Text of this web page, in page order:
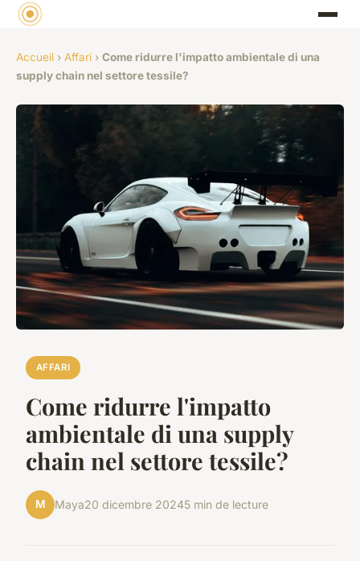
Accueil › Affari › Come ridurre l'impatto ambientale di una
supply chain nel settore tessile?
AFFARI
Come ridurre l'impatto
ambientale di una supply
chain nel settore tessile?
M Maya20 dicembre 20245 min de lecture